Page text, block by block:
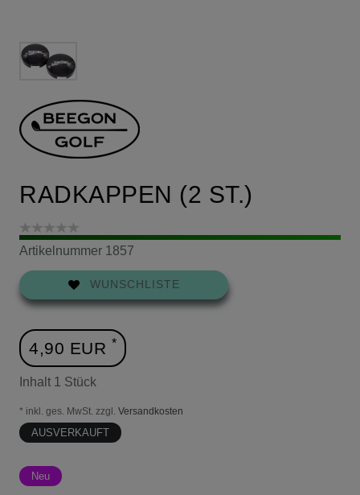
RADKAPPEN (2 ST.)
Artikelnummer 1857
WUNSCHLISTE
4,90 EUR *
Inhalt 1 Stück
* inkl. ges. MwSt. zzgl. Versandkosten
AUSVERKAUFT
Neu